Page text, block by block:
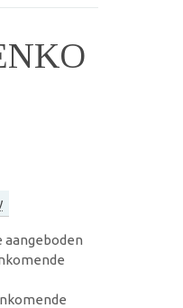
aangeboden